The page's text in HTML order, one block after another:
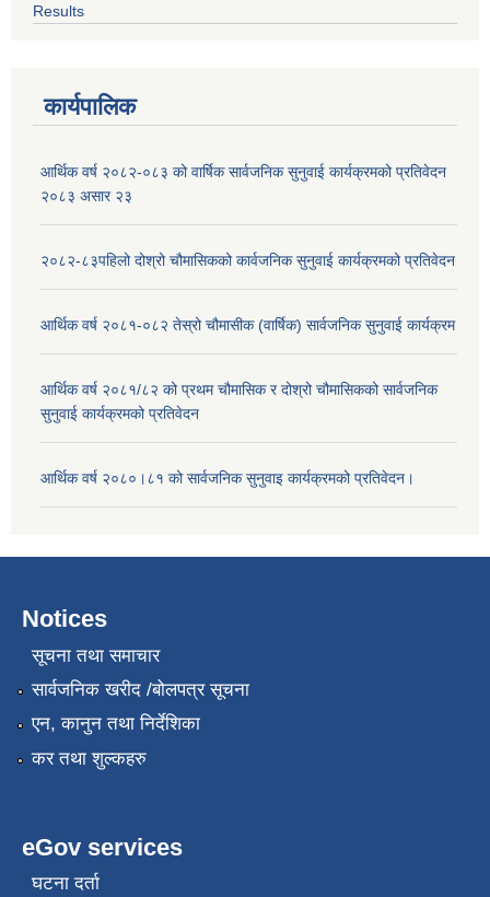
Results
कार्यपालिक
आर्थिक वर्ष २०८२-०८३ को वार्षिक सार्वजनिक सुनुवाई कार्यक्रमको प्रतिवेदन
२०८३ असार २३
२०८२-८३पहिलो दोश्रो चौमासिकको कार्वजनिक सुनुवाई कार्यक्रमको प्रतिवेदन
आर्थिक वर्ष २०८१-०८२ तेस्रो चौमासीक (वार्षिक) सार्वजनिक सुनुवाई कार्यक्रम
आर्थिक वर्ष २०८१/८२ को प्रथम चौमासिक र दोश्रो चौमासिकको सार्वजनिक
सुनुवाई कार्यक्रमको प्रतिवेदन
आर्थिक वर्ष २०८०।८१ को सार्वजनिक सुनुवाइ कार्यक्रमको प्रतिवेदन।
Notices
सूचना तथा समाचार
सार्वजनिक खरीद /बोलपत्र सूचना
एन, कानुन तथा निर्देशिका
कर तथा शुल्कहरु
eGov services
घटना दर्ता